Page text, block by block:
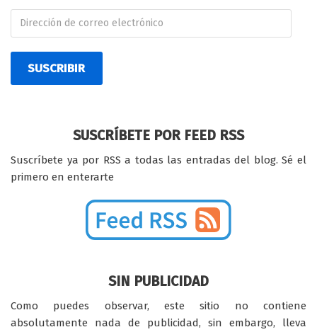
SUSCRIBIR
SUSCRÍBETE POR FEED RSS
Suscríbete ya por RSS a todas las entradas del blog. Sé el
primero en enterarte
SIN PUBLICIDAD
Como puedes observar, este sitio no contiene
absolutamente nada de publicidad, sin embargo, lleva